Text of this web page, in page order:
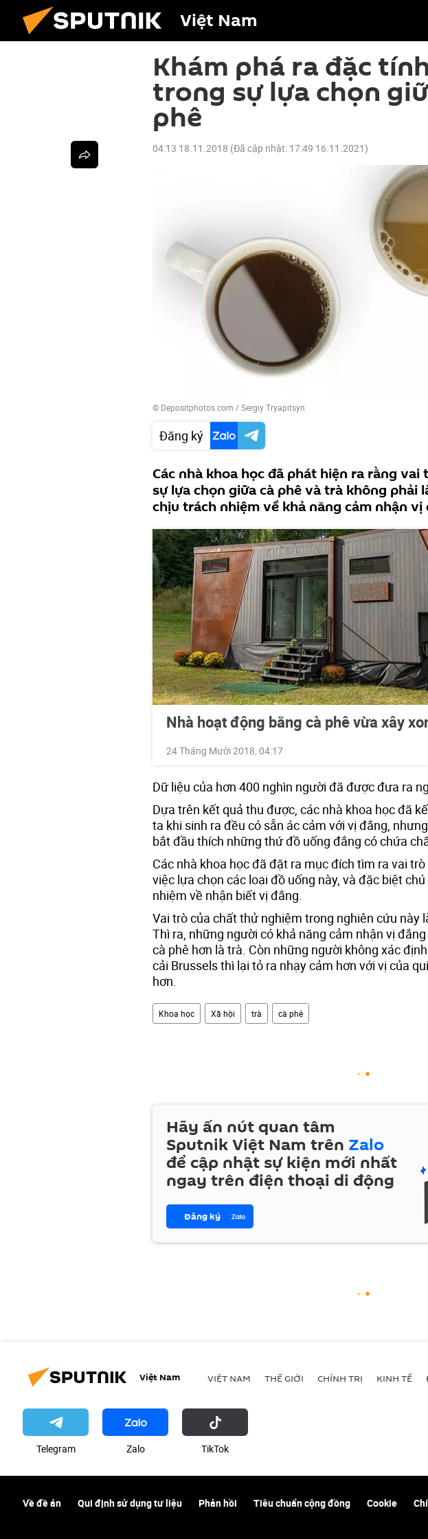
Việt Nam
Khám phá ra đặc
trong sự lựa chọn
phê
04:13 18.11.2018 (Đã cập nhật: 17:49 16.11.2021)
© Depositphotos.com / Sergiy Tryapitsyn
Đăng ký
Các nhà khoa học đã phát hiện ra rằng
sự lựa chọn giữa cà phê và trà không phải
chịu trách nhiệm về khả năng cảm nhận vị
Nhà hoạt động bằng cà phê vừa xây
24 Tháng Mười 2018, 04:17
Dữ liệu của hơn 400 nghìn người đã được đưa ra
Dựa trên kết quả thu được, các nhà khoa học đã
ta khi sinh ra đều có sẵn ác cảm với vị đắng,
bắt đầu thích những thứ đồ uống đắng có chứa
Các nhà khoa học đã đặt ra mục đích tìm ra vai
việc lựa chọn các loại đồ uống này, và đặc biệt
nhiệm về nhận biết vị đắng.
Vai trò của chất thử nghiệm trong nghiên cứu này
Thì ra, những người có khả năng cảm nhận vị
cà phê hơn là trà. Còn những người không xác
cải Brussels thì lại tỏ ra nhạy cảm hơn với vị của
hơn.
Khoa học Xã hội trà cà phê
Hãy ấn nút quan tâm
Sputnik Việt Nam trên Zalo
để cập nhật sự kiện mới nhất
ngay trên điện thoại di động
Đăng ký
Việt Nam VIỆT NAM THẾ GIỚI CHÍNH TRỊ KINH TẾ
Telegram Zalo ТikТоk
Về đề án Qui định sử dụng tư liệu Phản hồi Tiêu chuẩn cộng đồng Cookie